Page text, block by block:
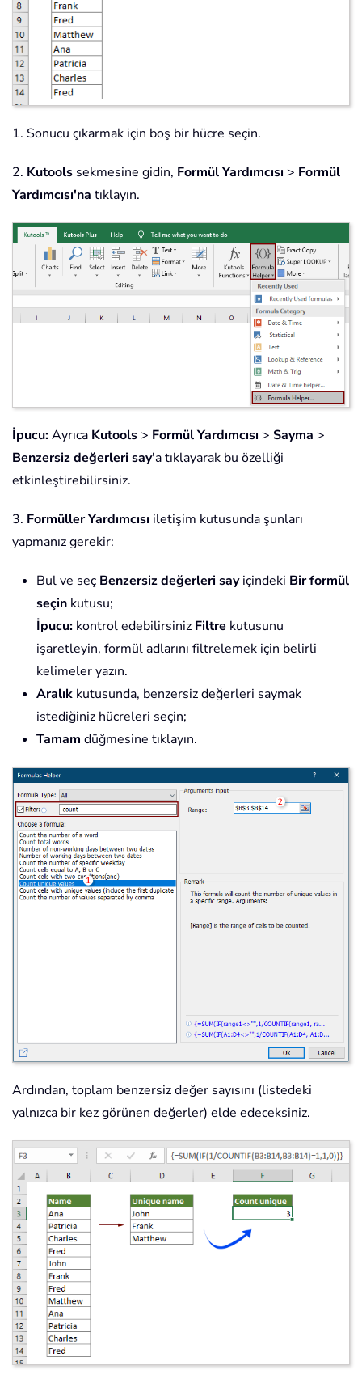
1. Sonucu çıkarmak için boş bir hücre seçin.
2. Kutools sekmesine gidin, Formül Yardımcısı > Formül
Yardımcısı'na tıklayın.
İpucu:Ayrıca Kutools > Formül Yardımcısı > Sayma >
Benzersiz değerleri say'a tıklayarak bu özelliği
etkinleştirebilirsiniz.
3. Formüller Yardımcısı iletişim kutusunda şunları
yapmanız gerekir:
Bul ve seç Benzersiz değerleri sayiçindeki Bir formül
seçin kutusu;
İpucu: kontrol edebilirsiniz Filtre kutusunu
işaretleyin, formül adlarını filtrelemek için belirli
kelimeler yazın.
Aralık kutusunda, benzersiz değerleri saymak
istediğiniz hücreleri seçin;
Tamam düğmesine tıklayın.
Ardından, toplam benzersiz değer sayısını (listedeki
yalnızca bir kez görünen değerler) elde edeceksiniz.